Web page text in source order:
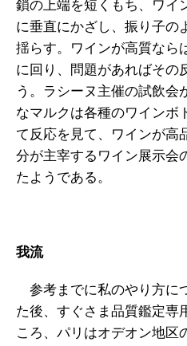
鎖の上端を短くもち、ワイ
に垂直にかざし、振り子の
揺らす。ワインが高質なら
に回り、問題があればその
う。ラシーヌ主催の試飲会
なマルクは各種のワインボ
て反応を見て、ワインが高
分が主宰するワイン展示会
たようである。
我流
参考までに私のやり方に
た後、すぐさま品質鑑定専
ころ、パリはオデオン地区